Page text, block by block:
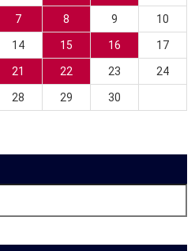
7 8 9 10
14 15 16 17
21 22 23 24
28 29
30